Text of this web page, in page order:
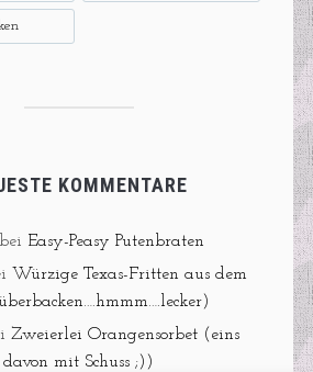
KOMMENTARE
bei Easy-Peasy Putenbraten
Würzige Texas-Fritten aus dem
Zweierlei Orangensorbet (eins
davon mit Schuss ;))